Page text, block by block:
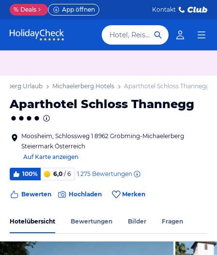
% Deals App öffnen Kontakt
Hotel, Reiseziel
Urlaub Michaelerberg Hotels Aparthotel Schloss Thannegg
Aparthotel Schloss Thannegg
Moosheim, Schlossweg 1 8962 Gröbming-Michaelerberg
Steiermark Österreich
Auf Karte anzeigen
100% 6,0 / 6 1.275 Bewertungen
Bewerten Hochladen Merken
Hotelübersicht Bewertungen Bilder Fragen